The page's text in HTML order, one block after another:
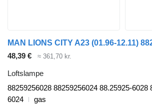
48,39 € ≈ 361,70 kr.
Loftslampe
88259256028 88259256024 88.25925-6028
6024
gas